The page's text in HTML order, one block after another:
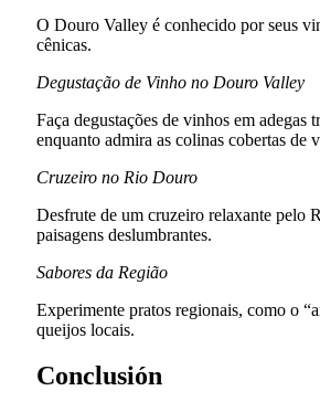
O Douro Valley é conhecido por seus
cênicas.
Degustação de Vinho no Douro Valley
Faça degustações de vinhos em adegas
enquanto admira as colinas cobertas de
Cruzeiro no Rio Douro
Desfrute de um cruzeiro relaxante pelo
paisagens deslumbrantes.
Sabores da Região
Experimente pratos regionais, como o
queijos locais.
Conclusión